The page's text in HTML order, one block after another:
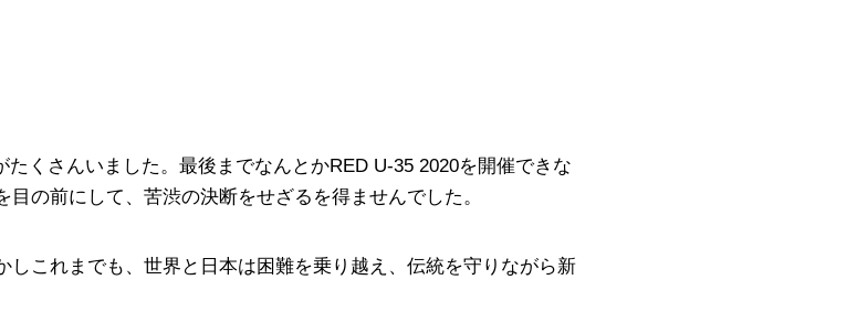
くさんいました。最後までなんとかRED U-35 2020を開催できな
の前にして、苦渋の決断をせざるを得ませんでした。
これまでも、世界と日本は困難を乗り越え、伝統を守りながら新